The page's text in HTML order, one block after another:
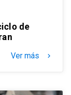
de
Ver más keyboard_arrow_right